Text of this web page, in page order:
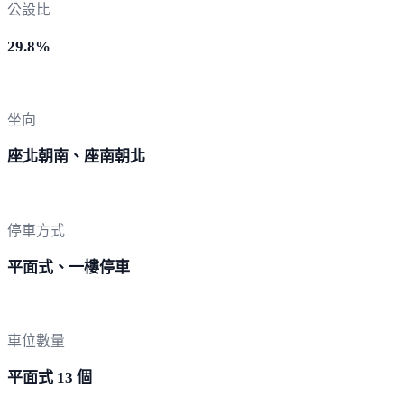
公設比
29.8%
坐向
座北朝南、座南朝北
停車方式
平面式、一樓停車
車位數量
平面式 13 個